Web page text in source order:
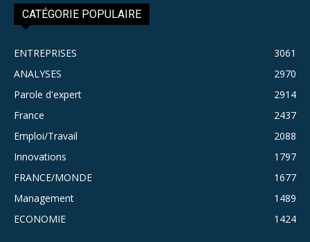
CATÉGORIE POPULAIRE
ENTREPRISES
3061
ANALYSES
2970
Parole d'expert
2914
France
2437
Emploi/Travail
2088
Innovations
1797
FRANCE/MONDE
1677
Management
1489
ECONOMIE
1424